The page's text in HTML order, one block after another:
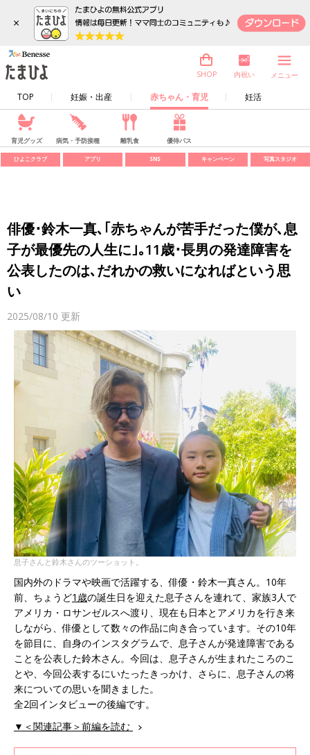
×
TOP 妊娠・出産 赤ちゃん・育児 妊活
SHOP 内祝い メニュー
育児グッズ 病気・予防接種 離乳食 優待パス
ひよこクラブ アプリ SNS キャンペーン 写真スタジオ
俳優･鈴木一真､｢赤ちゃんが苦手だった僕が､息
子が最優先の人生に｣｡11歳･長男の発達障害を
公表したのは､だれかの救いになればという思
い
2025/08/10 更新
息子さんと鈴木さんのツーショット。
国内外のドラマや映画で活躍する、俳優・鈴木一真さん。10年
前、ちょうど1歳の誕生日を迎えた息子さんを連れて、家族3人で
アメリカ・ロサンゼルスへ渡り、現在も日本とアメリカを行き来
しながら、俳優として数々の作品に向き合っています。その10年
を節目に、自身のインスタグラムで、息子さんが発達障害である
ことを公表した鈴木さん。今回は、息子さんが生まれたころのこ
とや、今回公表するにいたったきっかけ、さらに、息子さんの将
来についての思いを聞きました。
全2回インタビューの後編です。
▼＜関連記事＞前編を読む